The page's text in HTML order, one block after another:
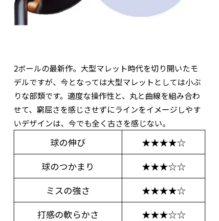
2ボールの最新作。大型マレット時代を切り開いたモ
デルですが、今となっては大型マレットとしては小ぶ
りな部類です。適度な操作性と、丸と曲線を組み合わ
せて、窮屈さを感じさせずにラインをイメージしやす
いデザインは、今でも全く古さを感じない。
球の伸び
★★★★☆
球のつかまり
★★★☆☆
ミスの強さ
★★★★☆
打感の軟らかさ
★★★☆☆